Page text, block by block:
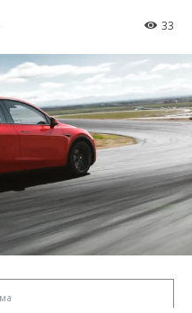
33